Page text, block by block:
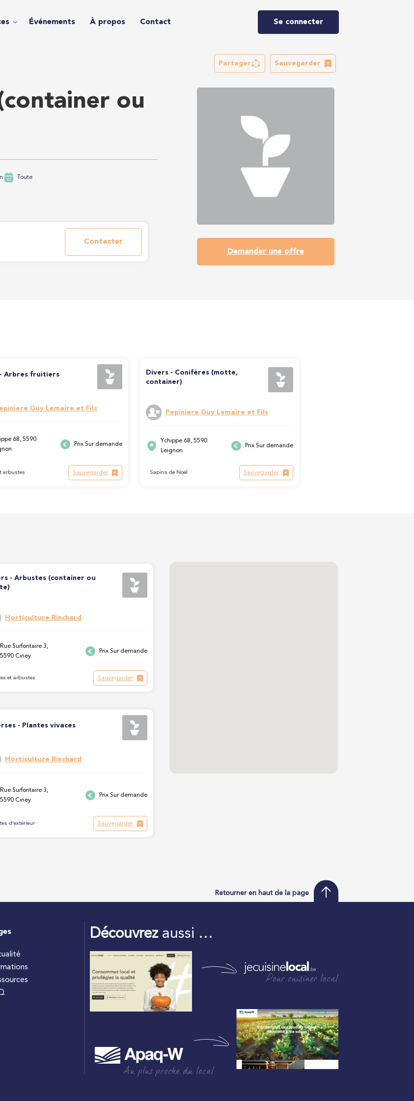
Événements À propos Contact Se connecter
Partager Sauvegarder
ou
Toute
Contacter
Demander une offre
- Arbres fruitiers
Guy Lemaire et Fils
68, 5590
Prix Sur demande
arbustes Sauvegarder
Divers - Conifères (motte,
container)
Pepiniere Guy Lemaire et Fils
Ychippe 68, 5590
Leignon
Prix Sur demande
Sapins de Noël Sauvegarder
- Arbustes (container ou
Horticulture Rinchard
Rue Surfontaire 3,
5590 Ciney
Prix Sur demande
et arbustes Sauvegarder
- Plantes vivaces
Horticulture Rinchard
Rue Surfontaire 3,
5590 Ciney
Prix Sur demande
d'extérieur Sauvegarder
Retourner en haut de la page
Découvrezaussi …
Pour cuisiner local
Au plus proche du local